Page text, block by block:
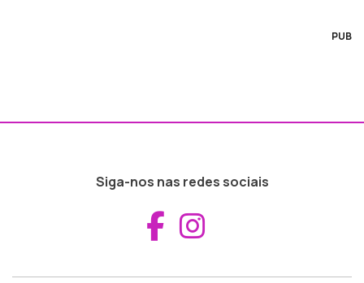
PUB
Siga-nos nas redes sociais
Aceder ao